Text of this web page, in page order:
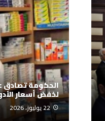
الحكومة تصادق
لخفض أسعار
22 يوليوز، 2026